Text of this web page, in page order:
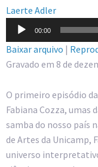
Laerte Adler
Tocador
de
áudio
00:00
Baixar arquivo |
Gravado em 8 de
O primeiro episódio
Fabiana Cozza,
samba do nosso país
de Artes da
universo